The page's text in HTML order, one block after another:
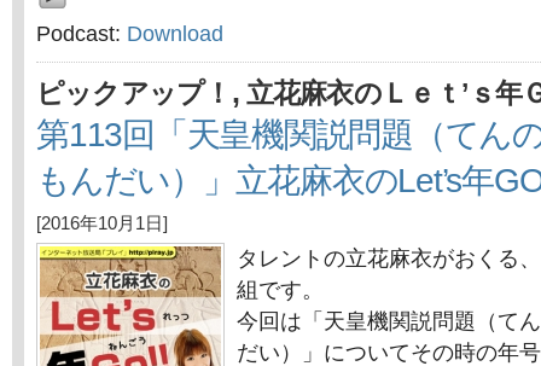
Podcast: Download
ピックアップ！ , 立花麻衣のＬｅｔ’ｓ年
第113回「天皇機関説問題（てん
もんだい）」立花麻衣のLet’s年
[2016年10月1日]
タレントの立花麻衣がおくる
組です。
今回は「天皇機関説問題（て
だい）」についてその時の年